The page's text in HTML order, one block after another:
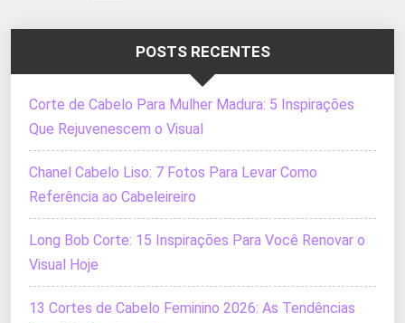
POSTS RECENTES
Corte de Cabelo Para Mulher Madura: 5 Inspirações
Que Rejuvenescem o Visual
Chanel Cabelo Liso: 7 Fotos Para Levar Como
Referência ao Cabeleireiro
Long Bob Corte: 15 Inspirações Para Você Renovar o
Visual Hoje
13 Cortes de Cabelo Feminino 2026: As Tendências